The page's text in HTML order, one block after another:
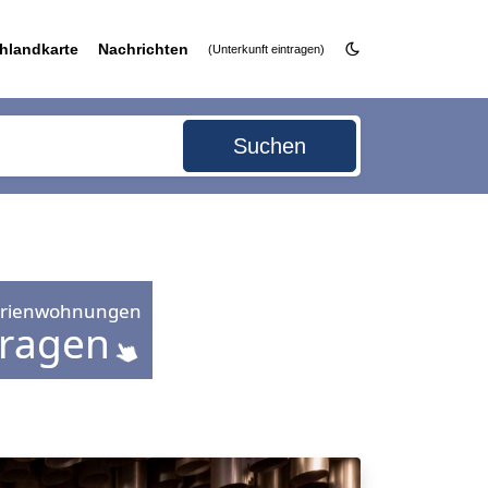
Nachrichten (Unterkunft eintragen)
Suchen